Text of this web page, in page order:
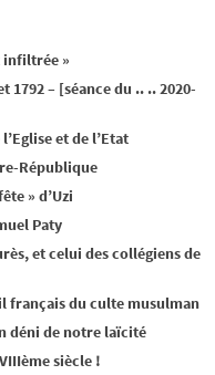
infiltrée »
1792 – [séance du .. .. 2020-
et de l’Etat
République
» d’Uzi
Paty
et celui des collégiens de
français du culte musulman
déni de notre laïcité
siècle !